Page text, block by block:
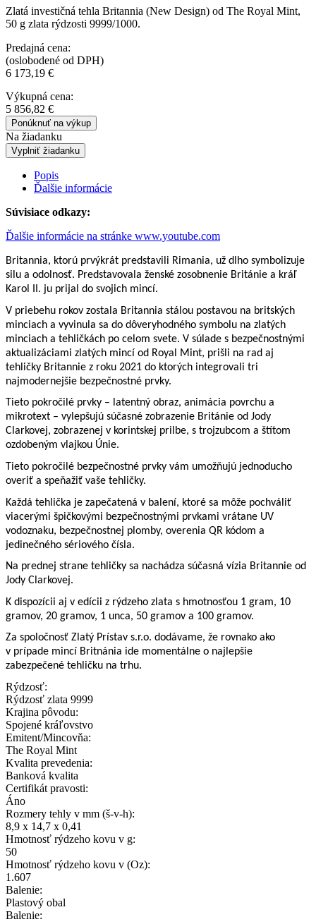
Zlatá investičná tehla Britannia (New Design) od The Royal Mint,
50 g zlata rýdzosti 9999/1000.
Predajná cena:
(oslobodené od DPH)
6 173,19 €
Výkupná cena:
5 856,82 €
Ponúknuť na výkup
Na žiadanku
Vyplniť žiadanku
Popis
Ďalšie informácie
Súvisiace odkazy:
Ďalšie informácie na stránke www.youtube.com
Britannia, ktorú prvýkrát predstavili Rimania, už dlho symbolizuje
silu a odolnosť. Predstavovala ženské zosobnenie Británie a kráľ
Karol II. ju prijal do svojich mincí.
V priebehu rokov zostala Britannia stálou postavou na britských
minciach a vyvinula sa do dôveryhodného symbolu na zlatých
minciach a tehličkách po celom svete. V súlade s bezpečnostnými
aktualizáciami zlatých mincí od Royal Mint, prišli na rad aj
tehličky Britannie z roku 2021 do ktorých integrovali tri
najmodernejšie bezpečnostné prvky.
Tieto pokročilé prvky – latentný obraz, animácia povrchu a
mikrotext – vylepšujú súčasné zobrazenie Británie od Jody
Clarkovej, zobrazenej v korintskej prilbe, s trojzubcom a štítom
ozdobeným vlajkou Únie.
Tieto pokročilé bezpečnostné prvky vám umožňujú jednoducho
overiť a speňažiť vaše tehličky.
Každá tehlička je zapečatená v balení, ktoré sa môže pochváliť
viacerými špičkovými bezpečnostnými prvkami vrátane UV
vodoznaku, bezpečnostnej plomby, overenia QR kódom a
jedinečného sériového čísla.
Na prednej strane tehličky sa nachádza súčasná vízia Britannie od
Jody Clarkovej.
K dispozícii aj v edícii z rýdzeho zlata s hmotnosťou 1 gram, 10
gramov, 20 gramov, 1 unca, 50 gramov a 100 gramov.
Za spoločnosť Zlatý Prístav s.r.o. dodávame, že rovnako ako
v prípade mincí Britnánia ide momentálne o najlepšie
zabezpečené tehličku na trhu.
Rýdzosť:
Rýdzosť zlata 9999
Krajina pôvodu:
Spojené kráľovstvo
Emitent/Mincovňa:
The Royal Mint
Kvalita prevedenia:
Banková kvalita
Certifikát pravosti:
Áno
Rozmery tehly v mm (š-v-h):
8,9 x 14,7 x 0,41
Hmotnosť rýdzeho kovu v g:
50
Hmotnosť rýdzeho kovu v (Oz):
1.607
Balenie:
Plastový obal
Balenie: